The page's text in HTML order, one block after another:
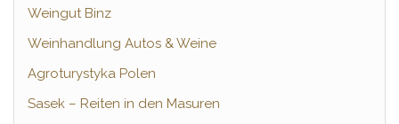
Weingut Binz
Weinhandlung Autos & Weine
Agroturystyka Polen
Sasek – Reiten in den Masuren